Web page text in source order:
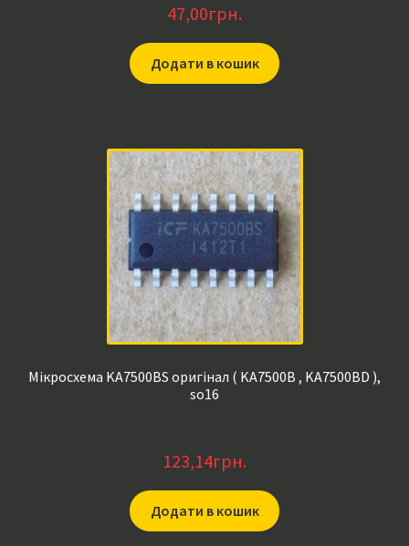
47,00грн.
Додати в кошик
Мікросхема KA7500BS оригінал ( KA7500B , KA7500BD ),
so16
123,14грн.
Додати в кошик